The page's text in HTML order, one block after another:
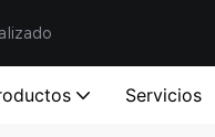
Servicios